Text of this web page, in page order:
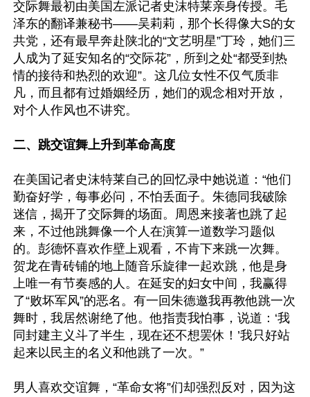
交际舞最初由美国左派记者史沫特莱亲身传授。毛
泽东的翻译兼秘书——吴莉莉，那个长得像大S的女
共党，还有最早奔赴陕北的“文艺明星”丁玲，她们三
人成为了延安知名的“交际花”，所到之处“都受到热
情的接待和热烈的欢迎”。这几位女性不仅气质非
凡，而且都有过婚姻经历，她们的观念相对开放，
对个人作风也不讲究。
二、跳交谊舞上升到革命高度
在美国记者史沫特莱自己的回忆录中她说道：“他们
勤奋好学，每事必问，不怕丢面子。朱德同我破除
迷信，揭开了交际舞的场面。周恩来接著也跳了起
来，不过他跳舞像一个人在演算一道数学习题似
的。彭德怀喜欢作壁上观看，不肯下来跳一次舞。
贺龙在青砖铺的地上随音乐旋律一起欢跳，他是身
上唯一有节奏感的人。在延安的妇女中间，我赢得
了“败坏军风”的恶名。有一回朱德邀我再教他跳一次
舞时，我居然谢绝了他。他指责我怕事，说道：‘我
同封建主义斗了半生，现在还不想罢休！’我只好站
起来以民主的名义和他跳了一次。”
男人喜欢交谊舞，“革命女将”们却强烈反对，因为这